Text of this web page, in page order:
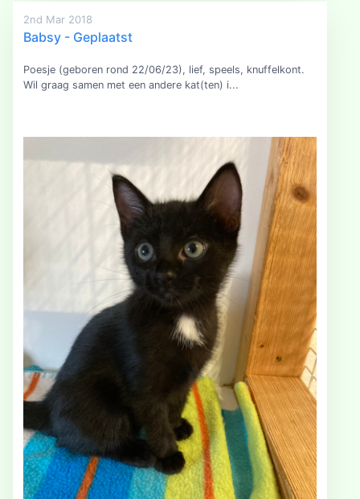
2nd Mar 2018
Babsy - Geplaatst
Poesje (geboren rond 22/06/23), lief, speels, knuffelkont.
Wil graag samen met een andere kat(ten) i...